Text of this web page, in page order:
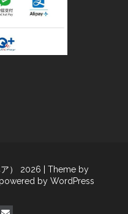
） 2026
| Theme by
powered by WordPress